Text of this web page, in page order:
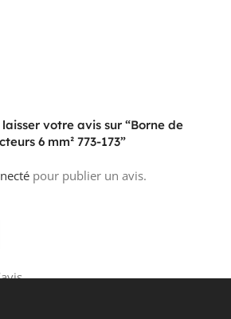
votre avis sur “Borne de
6 mm² 773-173”
pour publier un avis.